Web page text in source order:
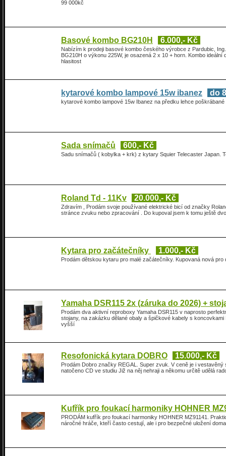
99 000kč
Basové kombo BG210H 6.000,- Kč
Nabízím k prodeji basové kombo českého výrobce z Pardubic,
BG210H o výkonu 225W, je osazená 2 x 10 + horn. Kombo
hlasitost
kytarové kombo lampové 15w ibanez do
kytarové kombo lampové 15w Ibanez na předku lehce
Sada snímačů 600,- Kč
Sadu snímačů ( kobylka + krk) z kytary Squier Telecaster Japan.
Roland Td - 11Kv 20.000,- Kč
Zdravím , Prodám svoje používané elektrické bicí od značky
stránce zvuku nebo zpracování . Do kupoval jsem k tomu ještě
Kytara pro začátečníky 1.000,- Kč
Prodám dětskou kytaru pro malé začátečníky. Kupovaná nová
Yamaha DSR115 2x (záruka do 2026) +
Prodám dva aktivní reproboxy Yamaha DSR115 v naprosto
stojany, na zakázku dělané obaly a špičkové kabely s
vyšší
Resofonická kytara DOBRO 15.000,- Kč
Prodám Dobro značky REGAL. Super zvuk. V ceně je i
natočeno CD ve studiu Již na něj nehraji a někomu určitě udělá
Kufřík pro foukací harmoniky HOHNER
PRODÁM kufřík pro foukací harmoniky HOHNER MZ91141.
náročné hráče, kteří často cestují, ale i pro bezpečné uložení